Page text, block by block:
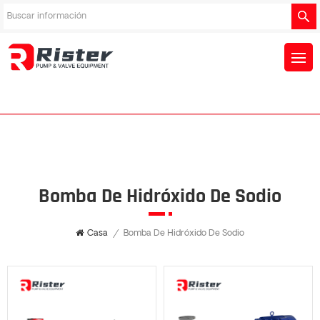
Bomba De Hidróxido De Sodio
Casa / Bomba De Hidróxido De Sodio